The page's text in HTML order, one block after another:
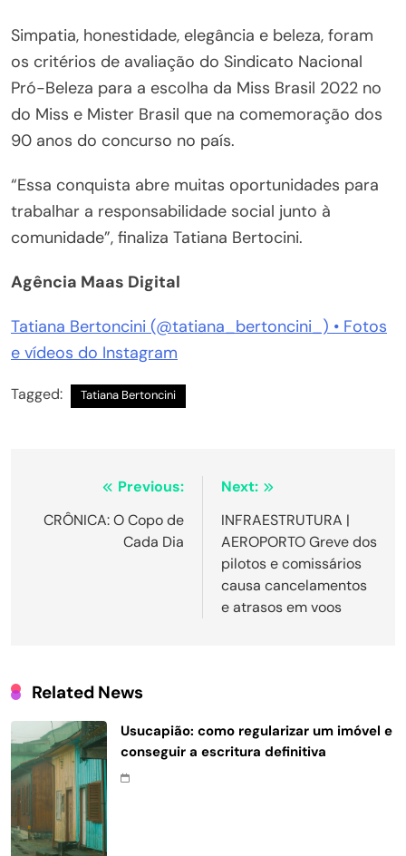
Simpatia, honestidade, elegância e beleza, foram
os critérios de avaliação do Sindicato Nacional
Pró-Beleza para a escolha da Miss Brasil 2022 no
do Miss e Mister Brasil que na comemoração dos
90 anos do concurso no país.
“Essa conquista abre muitas oportunidades para
trabalhar a responsabilidade social junto à
comunidade”, finaliza Tatiana Bertocini.
Agência Maas Digital
Tatiana Bertoncini (@tatiana_bertoncini_) • Fotos
e vídeos do Instagram
Tagged: Tatiana Bertoncini
Navegação
de
Previous:
CRÔNICA: O Copo de
Cada Dia
Next:
INFRAESTRUTURA |
AEROPORTO Greve dos
pilotos e comissários
causa cancelamentos
e atrasos em voos
Related News
Usucapião: como regularizar um imóvel e
conseguir a escritura definitiva